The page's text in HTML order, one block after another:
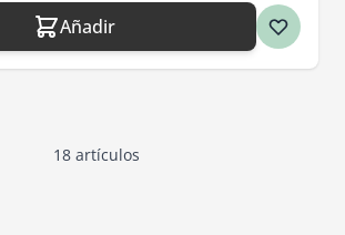
Añadir
18 artículos